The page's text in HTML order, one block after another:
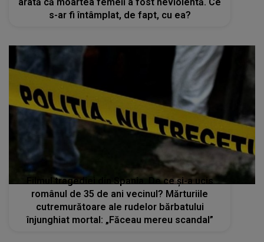
s-ar fi întâmplat, de fapt, cu ea?
Filmul tragediei din Spania. De ce și-a ucis
românul de 35 de ani vecinul? Mărturiile
cutremurătoare ale rudelor bărbatului
înjunghiat mortal: „Făceau mereu scandal”